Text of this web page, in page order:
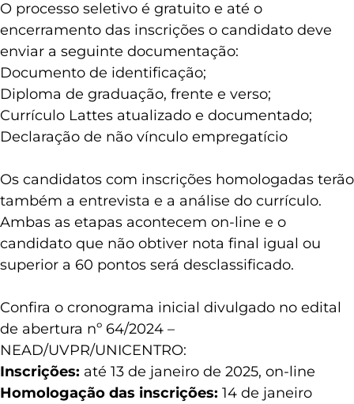
O processo seletivo é gratuito e até o
encerramento das inscrições o candidato deve
enviar a seguinte documentação:
Documento de identificação;
Diploma de graduação, frente e verso;
Currículo Lattes atualizado e documentado;
Declaração de não vínculo empregatício
Os candidatos com inscrições homologadas terão
também a entrevista e a análise do currículo.
Ambas as etapas acontecem on-line e o
candidato que não obtiver nota final igual ou
superior a 60 pontos será desclassificado.
Confira o cronograma inicial divulgado no edital
de abertura nº 64/2024 –
NEAD/UVPR/UNICENTRO:
Inscrições: até 13 de janeiro de 2025, on-line
Homologação das inscrições: 14 de janeiro